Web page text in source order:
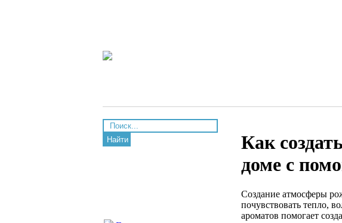
Найти
Как
доме с
Создание атмосферы
почувствовать тепло,
ароматов помогает